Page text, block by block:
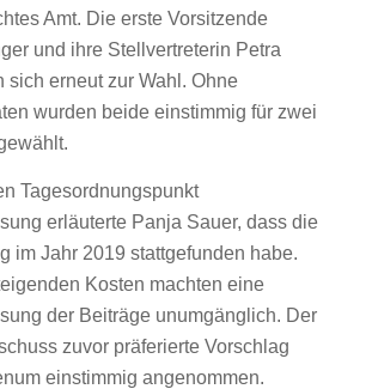
Amt. Die erste Vorsitzende
und ihre Stellvertreterin Petra
sich erneut zur Wahl. Ohne
wurden beide einstimmig für zwei
Tagesordnungspunkt
erläuterte Panja Sauer, dass die
im Jahr 2019 stattgefunden habe.
Kosten machten eine
der Beiträge unumgänglich. Der
zuvor präferierte Vorschlag
einstimmig angenommen.